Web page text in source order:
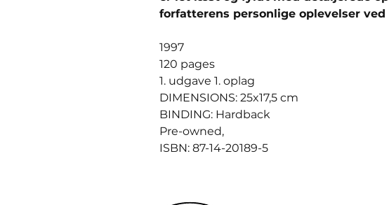
forfatterens personlige oplevelser
1997
120 pages
1. udgave 1. oplag
DIMENSIONS: 25x17,5 cm
BINDING: Hardback
Pre-owned,
ISBN: 87-14-20189-5